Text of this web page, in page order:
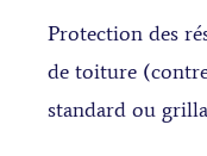
Protection des
de toiture
standard ou